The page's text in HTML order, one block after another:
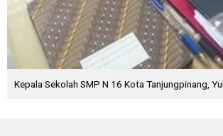
Kepala Sekolah SMP N 16 Kota Tanjungpinang,